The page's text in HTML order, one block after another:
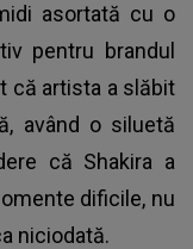
asortată cu o
pentru brandul
că artista a slăbit
având o siluetă
că Shakira a
dificile, nu
niciodată.